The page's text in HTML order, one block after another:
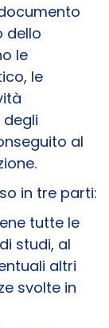
dello
le
le
al
in tre parti:
tutte le
studi, al
altri
svolte in